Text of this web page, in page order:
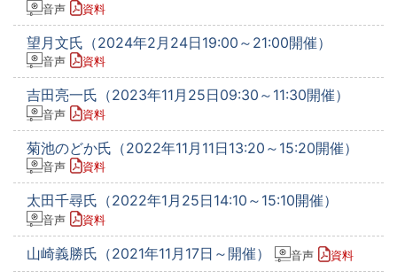
音声 資料
望月文氏（2024年2月24日19:00～21:00開催）
音声 資料
吉田亮一氏（2023年11月25日09:30～11:30開催）
音声 資料
菊池のどか氏（2022年11月11日13:20～15:20開催）
音声 資料
太田千尋氏（2022年1月25日14:10～15:10開催）
音声 資料
山崎義勝氏（2021年11月17日～開催） 音声 資料